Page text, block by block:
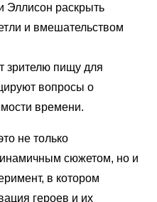
Эллисон раскрыть
и вмешательством
зрителю пищу для
вопросы о
времени.
не только
сюжетом, но и
в котором
героев и их